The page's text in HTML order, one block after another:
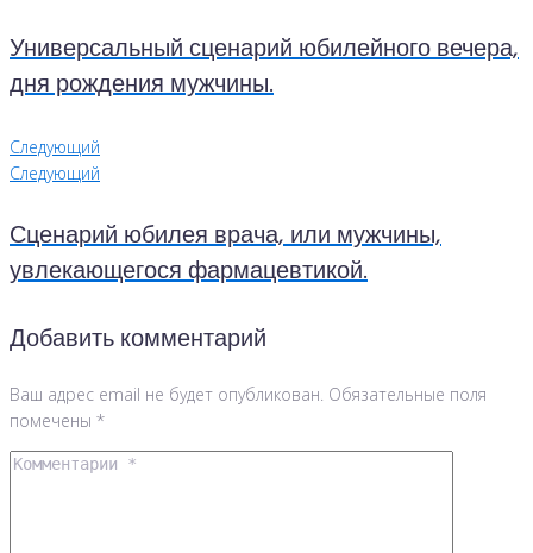
Универсальный сценарий юбилейного вечера,
дня рождения мужчины.
Следующий
Следующий
Сценарий юбилея врача, или мужчины,
увлекающегося фармацевтикой.
Добавить комментарий
Ваш адрес email не будет опубликован. Обязательные поля
помечены *